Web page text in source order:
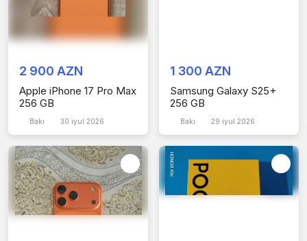
2 900 AZN
Apple iPhone 17 Pro Max
256 GB
Bakı 30 iyul 2026
1 300 AZN
Samsung Galaxy S25+
256 GB
Bakı 29 iyul 2026